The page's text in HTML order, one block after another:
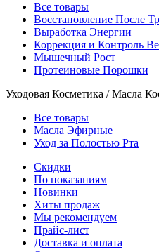
Все товары
Восстановление После
Выработка Энергии
Коррекция и Контроль
Мышечный Рост
Протеиновые Порошки
Уходовая Косметика / Масла
Все товары
Масла Эфирные
Уход за Полостью Рта
Скидки
По показаниям
Новинки
Хиты продаж
Мы рекомендуем
Прайс-лист
Доставка и оплата